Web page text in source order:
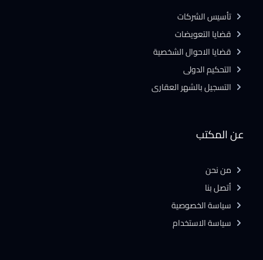
عن المكتب
من نحن
أتصل بنا
سياسة الخصوصية
سياسة الاستخدام
تأسيس الشركات
قضايا التعويضات
قضايا الاحوال الشخصية
التحكيم الدولى
التسجيل بالشهر العقارى